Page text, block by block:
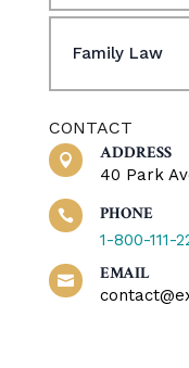
Family Law
CONTACT
 ADDRESS
40 Park
 PHONE
1-800-111-
 EMAIL